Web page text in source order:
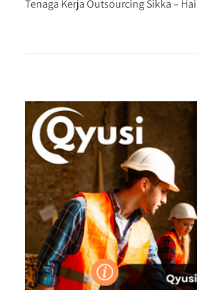
Tenaga Kerja Outsourcing Sikka –